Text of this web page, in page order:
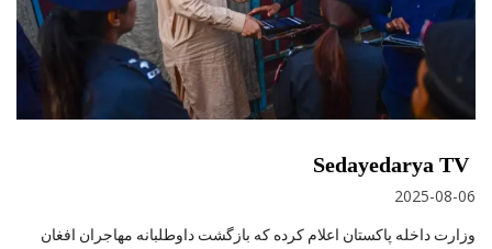
Sedayedarya TV
2025-08-06
وزارت داخله پاکستان اعلام کرده که بازگشت داوطلبانه مهاجران افغان